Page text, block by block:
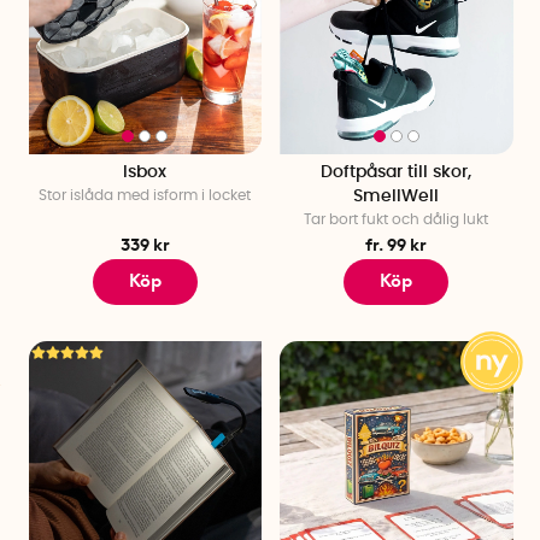
Hur väljer jag en 25-års present?
När du väljer en 25-års present, fokusera på mottagarens
personlighet och vad de brinner för. En personlig touch eller
en anpassad gåva kan göra presenten extra speciell och
uppskattad. Träningredskapet flowtank är bland annat
perfekt för den träningsintresserade. Är det istället en 25
åring som gärna håller till i köket så kanske en skärbräda
Vad köper man till en 25 åring?
När du ska välja vad du köper till en 25-åring, fokusera på att
intressen, samtidigt som det tillför värde eller glädje i deras
liv. Om födelsedagsbarnet brinner för DIY-projekt kan en
bandtving vara något hen har nytta och glädje av länge. Är
det istället en person som gillar att spela in videos vid datorn
eller sitter i många möten där telefonen behöver vara nära
till hands så tipsar vi om vårt mobilhållarkit för datorn. Tänk
på att det bästa är en present som personen kommer ihåg
Isbox
Stor islåda med isform i locket
339 kr
Köp
Doftpåsar till skor,
SmellWell
Tar bort fukt och dålig lukt
fr. 99 kr
Köp